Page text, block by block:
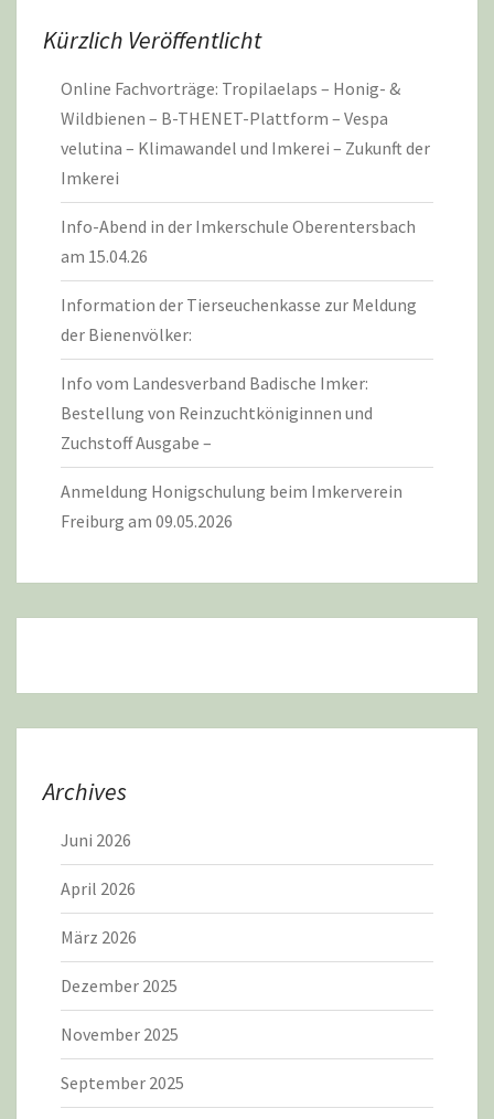
Kürzlich Veröffentlicht
Online Fachvorträge: Tropilaelaps – Honig- &
Wildbienen – B-THENET-Plattform – Vespa
velutina – Klimawandel und Imkerei – Zukunft der
Imkerei
Info-Abend in der Imkerschule Oberentersbach
am 15.04.26
Information der Tierseuchenkasse zur Meldung
der Bienenvölker:
Info vom Landesverband Badische Imker:
Bestellung von Reinzuchtköniginnen und
Zuchstoff Ausgabe –
Anmeldung Honigschulung beim Imkerverein
Freiburg am 09.05.2026
Archives
Juni 2026
April 2026
März 2026
Dezember 2025
November 2025
September 2025